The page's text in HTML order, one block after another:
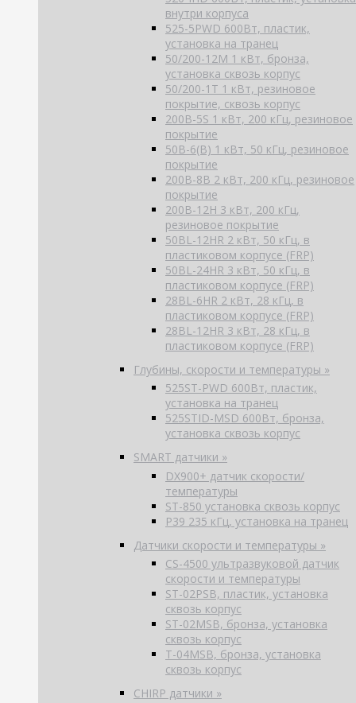
внутри корпуса
525-5PWD 600Вт, пластик,
установка на транец
50/200-12M 1 кВт, бронза,
установка сквозь корпус
50/200-1T 1 кВт, резиновое
покрытие, сквозь корпус
200B-5S 1 кВт, 200 кГц, резиновое
покрытие
50B-6(B) 1 кВт, 50 кГц, резиновое
покрытие
200B-8B 2 кВт, 200 кГц, резиновое
покрытие
200B-12H 3 кВт, 200 кГц,
резиновое покрытие
50BL-12HR 2 кВт, 50 кГц, в
пластиковом корпусе (FRP)
50BL-24HR 3 кВт, 50 кГц, в
пластиковом корпусе (FRP)
28BL-6HR 2 кВт, 28 кГц, в
пластиковом корпусе (FRP)
28BL-12HR 3 кВт, 28 кГц, в
пластиковом корпусе (FRP)
Глубины, скорости и температуры »
525ST-PWD 600Вт, пластик,
установка на транец
525STID-MSD 600Вт, бронза,
установка сквозь корпус
SMART датчики »
DX900+ датчик скорости/
температуры
ST-850 установка сквозь корпус
P39 235 кГц, установка на транец
Датчики скорости и температуры »
CS-4500 ультразвуковой датчик
скорости и температуры
ST-02PSB, пластик, установка
сквозь корпус
ST-02MSB, бронза, установка
сквозь корпус
T-04MSB, бронза, установка
сквозь корпус
CHIRP датчики »